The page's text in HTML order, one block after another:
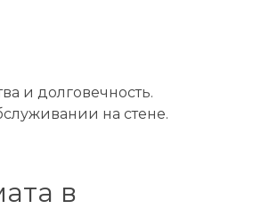
и долговечность.
на стене.
в